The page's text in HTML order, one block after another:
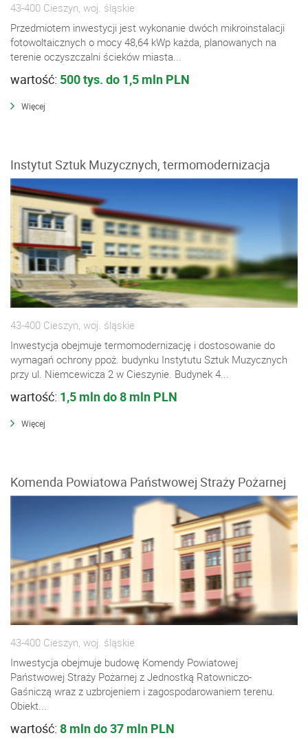
43-400 Cieszyn, woj. śląskie
Przedmiotem inwestycji jest wykonanie dwóch mikroinstalacji
fotowoltaicznych o mocy 48,64 kWp każda, planowanych na
terenie oczyszczalni ścieków miasta...
wartość: 500 tys. do 1,5 mln PLN
Więcej
Instytut Sztuk Muzycznych, termomodernizacja
43-400 Cieszyn, woj. śląskie
Inwestycja obejmuje termomodernizację i dostosowanie do
wymagań ochrony ppoż. budynku Instytutu Sztuk Muzycznych
przy ul. Niemcewicza 2 w Cieszynie. Budynek 4...
wartość: 1,5 mln do 8 mln PLN
Więcej
Komenda Powiatowa Państwowej Straży Pożarnej
43-400 Cieszyn, woj. śląskie
Inwestycja obejmuje budowę Komendy Powiatowej
Państwowej Straży Pożarnej z Jednostką Ratowniczo-
Gaśniczą wraz z uzbrojeniem i zagospodarowaniem terenu.
Obiekt...
wartość: 8 mln do 37 mln PLN